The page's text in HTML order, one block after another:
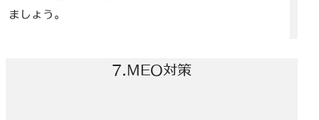
ましょう。
7.MEO対策